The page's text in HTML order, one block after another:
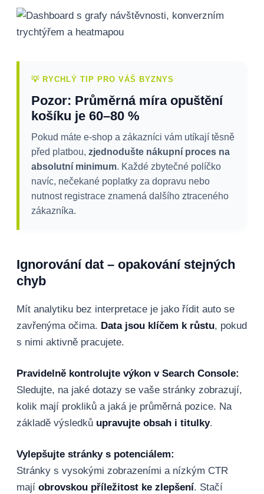
💡 RYCHLÝ TIP PRO VÁŠ BYZNYS
Pozor: Průměrná míra opuštění
košíku je 60–80 %
Pokud máte e-shop a zákazníci vám utíkají těsně
před platbou, zjednodušte nákupní proces na
absolutní minimum. Každé zbytečné políčko
navíc, nečekané poplatky za dopravu nebo
nutnost registrace znamená dalšího ztraceného
zákazníka.
Ignorování dat – opakování stejných
chyb
Mít analytiku bez interpretace je jako řídit auto se
zavřenýma očima. Data jsou klíčem k růstu, pokud
s nimi aktivně pracujete.
Pravidelně kontrolujte výkon v Search Console:
Sledujte, na jaké dotazy se vaše stránky zobrazují,
kolik mají prokliků a jaká je průměrná pozice. Na
základě výsledků upravujte obsah i titulky.
Vylepšujte stránky s potenciálem:
Stránky s vysokými zobrazeními a nízkým CTR
mají obrovskou příležitost ke zlepšení. Stačí